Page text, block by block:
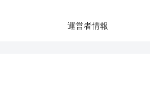
運営者情報